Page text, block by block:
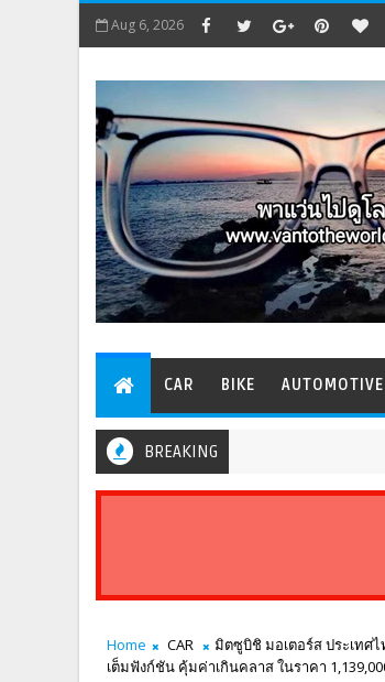
Aug 6, 2026
CAR BIKE AUTOMOTIVE
BREAKING
Home CAR
มิตซูบิชิ มอเตอร์ส ประเทศ
เต็มฟังก์ชัน คุ้มค่าเกินคลาส ในราคา